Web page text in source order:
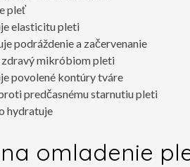
pleť
elasticitu pleti
podráždenie a začervenanie
zdravý mikróbiom pleti
povolené kontúry tváre
predčasnému starnutiu pleti
hydratuje
omladenie